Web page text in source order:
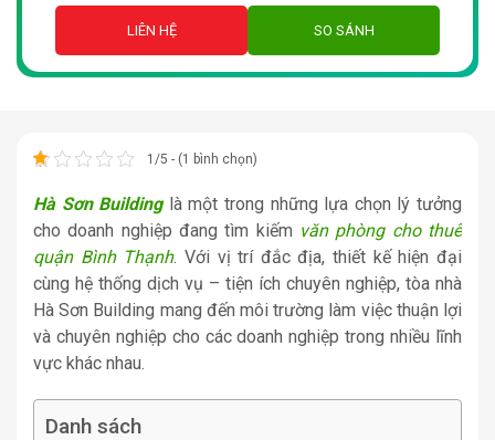
LIÊN HỆ SO SÁNH
1/5 - (1 bình chọn)
Hà Sơn Buildinglà một trong những lựa chọn lý tưởng
cho doanh nghiệp đang tìm kiếm văn phòng cho thuê
quận Bình Thạnh. Với vị trí đắc địa, thiết kế hiện đại
cùng hệ thống dịch vụ – tiện ích chuyên nghiệp, tòa nhà
Hà Sơn Building mang đến môi trường làm việc thuận lợi
và chuyên nghiệp cho các doanh nghiệp trong nhiều lĩnh
vực khác nhau.
Danh sách